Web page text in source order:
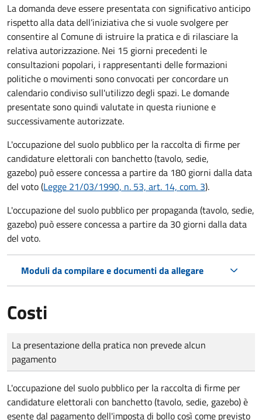
La domanda deve essere presentata con significativo anticipo
rispetto alla data dell’iniziativa che si vuole svolgere per
consentire al Comune di istruire la pratica e di rilasciare la
relativa autorizzazione. Nei 15 giorni precedenti le
consultazioni popolari, i rappresentanti delle formazioni
politiche o movimenti sono convocati per concordare un
calendario condiviso sull'utilizzo degli spazi. Le domande
presentate sono quindi valutate in questa riunione e
successivamente autorizzate.
L'occupazione del suolo pubblico per la raccolta di firme per
candidature elettorali con banchetto (tavolo, sedie,
gazebo) può essere concessa a partire da 180 giorni dalla data
del voto (Legge 21/03/1990, n. 53, art. 14, com. 3).
L'occupazione del suolo pubblico per propaganda (tavolo, sedie,
gazebo) può essere concessa a partire da 30 giorni dalla data
del voto.
Moduli da compilare e documenti da allegare
Costi
Tipo di pagamento
Importo
La presentazione della pratica non prevede alcun
pagamento
L'occupazione del suolo pubblico per la raccolta di firme per
candidature elettorali con banchetto (tavolo, sedie, gazebo) è
esente dal pagamento dell'imposta di bollo così come previsto